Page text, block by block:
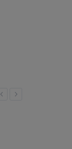
Previous
Next